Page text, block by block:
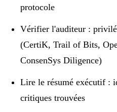
protocole
Vérifier l'auditeur :
(CertiK, Trail of Bits,
ConsenSys Diligence)
Lire le résumé exécutif :
critiques trouvées